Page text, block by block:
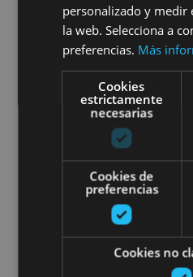
13 FEB -
personalizado y
la web. Selecciona a
preferencias. Más
Cookies
estrictamente
necesarias
Cookies de
preferencias
Cookies no